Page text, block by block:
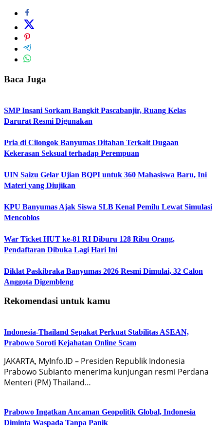
Baca Juga
SMP Insani Sorkam Bangkit Pascabanjir, Ruang Kelas
Darurat Resmi Digunakan
Pria di Cilongok Banyumas Ditahan Terkait Dugaan
Kekerasan Seksual terhadap Perempuan
UIN Saizu Gelar Ujian BQPI untuk 360 Mahasiswa Baru, Ini
Materi yang Diujikan
KPU Banyumas Ajak Siswa SLB Kenal Pemilu Lewat Simulasi
Mencoblos
War Ticket HUT ke-81 RI Diburu 128 Ribu Orang,
Pendaftaran Dibuka Lagi Hari Ini
Diklat Paskibraka Banyumas 2026 Resmi Dimulai, 32 Calon
Anggota Digembleng
Rekomendasi untuk kamu
Indonesia-Thailand Sepakat Perkuat Stabilitas ASEAN,
Prabowo Soroti Kejahatan Online Scam
JAKARTA, MyInfo.ID – Presiden Republik Indonesia
Prabowo Subianto menerima kunjungan resmi Perdana
Menteri (PM) Thailand…
Prabowo Ingatkan Ancaman Geopolitik Global, Indonesia
Diminta Waspada Tanpa Panik